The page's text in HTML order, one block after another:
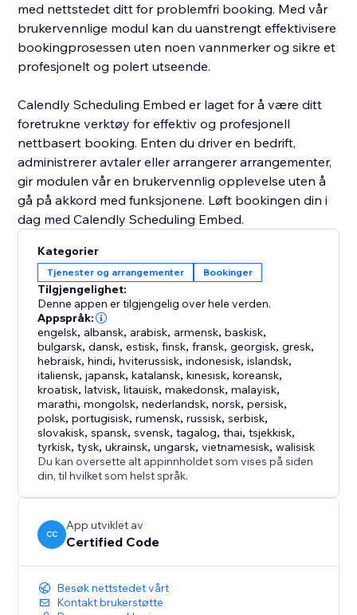
med nettstedet ditt for problemfri booking. Med vår
brukervennlige modul kan du uanstrengt effektivisere
bookingprosessen uten noen vannmerker og sikre et
profesjonelt og polert utseende.
Calendly Scheduling Embed er laget for å være ditt
foretrukne verktøy for effektiv og profesjonell
nettbasert booking. Enten du driver en bedrift,
administrerer avtaler eller arrangerer arrangementer,
gir modulen vår en brukervennlig opplevelse uten å
gå på akkord med funksjonene. Løft bookingen din i
dag med Calendly Scheduling Embed.
Kategorier
Tjenester og arrangementer Bookinger
Tilgjengelighet:
Denne appen er tilgjengelig over hele verden.
Appspråk:
engelsk, albansk, arabisk, armensk,baskisk,
bulgarsk,dansk,estisk,finsk,fransk,georgisk,gresk,
hebraisk,hindi,hviterussisk,indonesisk,islandsk,
italiensk,japansk,katalansk,kinesisk,koreansk,
kroatisk,latvisk,litauisk,makedonsk,malayisk,
marathi,mongolsk,nederlandsk,norsk,persisk,
polsk,portugisisk,rumensk,russisk,serbisk,
slovakisk,spansk,svensk,tagalog,thai,tsjekkisk,
tyrkisk,tysk,ukrainsk,ungarsk,vietnamesisk,walisisk
Du kan oversette alt appinnholdet som vises på siden
din, til hvilket som helst språk.
CC
App utviklet av
Certified Code
Besøk nettstedet vårt
Kontakt brukerstøtte